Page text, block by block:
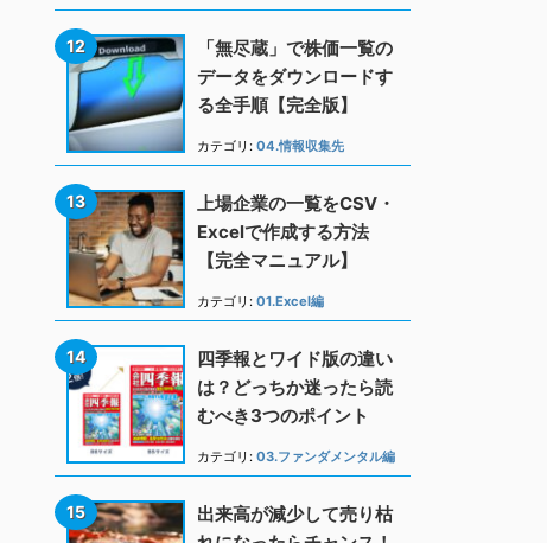
「無尽蔵」で株価一覧の
データをダウンロードす
る全手順【完全版】
カテゴリ: 04.情報収集先
上場企業の一覧をCSV・
Excelで作成する方法
【完全マニュアル】
カテゴリ: 01.Excel編
四季報とワイド版の違い
は？どっちか迷ったら読
むべき3つのポイント
カテゴリ: 03.ファンダメンタル編
出来高が減少して売り枯